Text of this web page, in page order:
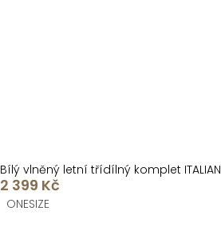
Bílý vlněný letní třídílný komplet ITALIAN
2 399 Kč
ONESIZE